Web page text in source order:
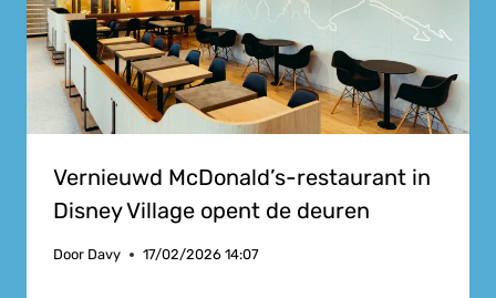
Vernieuwd McDonald’s-restaurant in
Disney Village opent de deuren
Door Davy 17/02/2026 14:07